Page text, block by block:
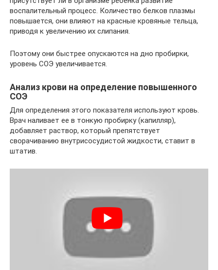
воспалительный процесс. Количество белков плазмы
повышается, они влияют на красные кровяные тельца,
приводя к увеличению их слипания.
Поэтому они быстрее опускаются на дно пробирки,
уровень СОЭ увеличивается.
Анализ крови на определение повышенного
СОЭ
Для определения этого показателя используют кровь.
Врач наливает ее в тонкую пробирку (капилляр),
добавляет раствор, который препятствует
сворачиванию внутрисосудистой жидкости, ставит в
штатив.